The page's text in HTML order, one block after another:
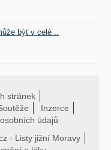
být v celé ..
stránek
Inzerce
údajů
- Listy jižní Moravy